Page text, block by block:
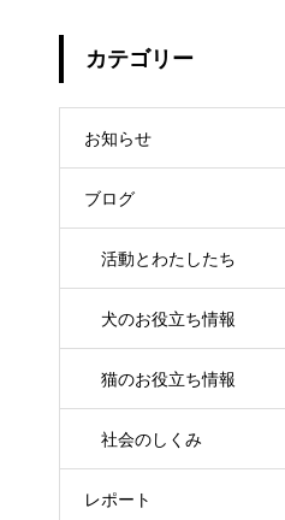
カテゴリー
お知らせ
ブログ
活動とわたしたち
犬のお役立ち情報
猫のお役立ち情報
社会のしくみ
レポート